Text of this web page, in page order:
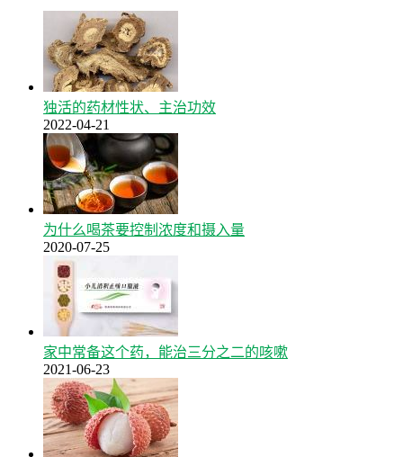
独活的药材性状、主治功效
2022-04-21
为什么喝茶要控制浓度和摄入量
2020-07-25
家中常备这个药，能治三分之二的咳嗽
2021-06-23